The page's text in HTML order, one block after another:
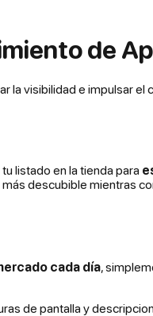
de
la visibilidad e impulsar el
listado en la tienda para
más descubible mientras
cada día,
de pantalla y